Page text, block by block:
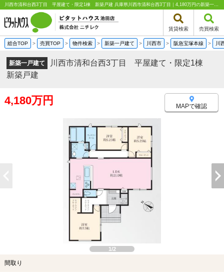
川西市清和台西3丁目 平屋建て・限定1棟 新築戸建 兵庫県川西市清和台西3丁目｜4,180万円の新築一戸建て｜分譲住宅や新築物件｜ピタットハウス池田店 株式会社ニチレク
賃貸検索 売買検索
総合TOP > 売買TOP > 物件検索 > 新築一戸建て > 川西市 > 阪急宝塚本線 > 川
新築一戸建て
川西市清和台西3丁目 平屋建て・限定1棟
新築戸建
4,180万円 MAPで確認
1/2
間取り